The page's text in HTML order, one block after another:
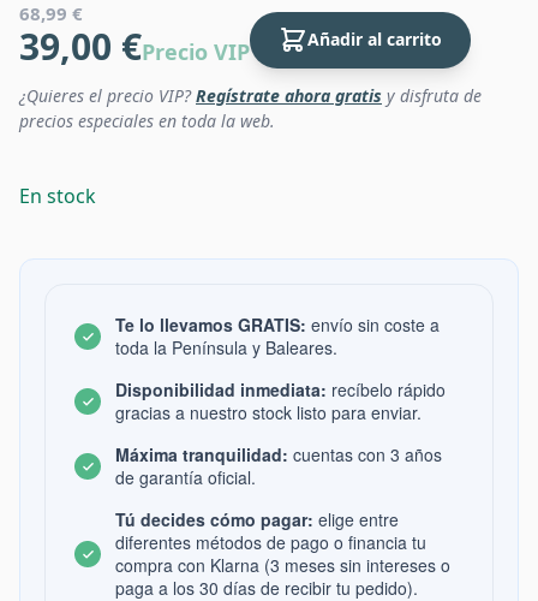
68,99 €
39,00 €Precio VIP Añadir al carrito
¿Quieres el precio VIP?Regístrate ahora gratis y disfruta de
precios especiales en toda la web.
En stock
Te lo llevamos GRATIS: envío sin coste a
toda la Península y Baleares.
Disponibilidad inmediata: recíbelo rápido
gracias a nuestro stock listo para enviar.
Máxima tranquilidad: cuentas con 3 años
de garantía oficial.
Tú decides cómo pagar: elige entre
diferentes métodos de pago o financia tu
compra con Klarna (3 meses sin intereses o
paga a los 30 días de recibir tu pedido).